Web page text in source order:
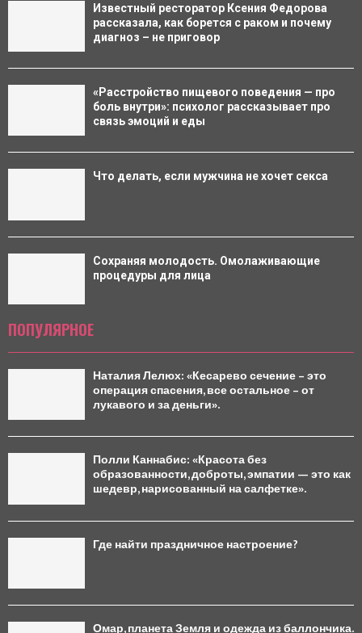
Известный ресторатор Ксения Федорова
рассказала, как борется с раком и почему
диагноз – не приговор
«Расстройство пищевого поведения — про
боль внутри»: психолог рассказывает про
связь эмоций и еды
Что делать, если мужчина не хочет секса
Сохраняя молодость. Омолаживающие
процедуры для лица
ПОПУЛЯРНОЕ
Наталия Лелюх: «Кесарево сечение – это
операция спасения, все остальное – от
лукавого и за деньги».
Полли Каннабис: «Красота без
образованности, доброты, эмпатии — это как
шедевр, нарисованный на салфетке».
Где найти праздничное настроение?
Омар, планета Земля и одежда из баллончика.